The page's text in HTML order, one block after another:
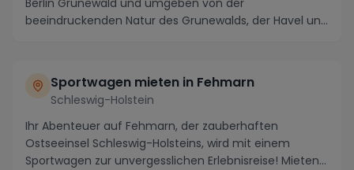
Berlin Grunewald und umgeben von der
beeindruckenden Natur des Grunewalds, der Havel und
Sportwagen mieten in Fehmarn
Schleswig-Holstein
Ihr Abenteuer auf Fehmarn, der zauberhaften
Ostseeinsel Schleswig-Holsteins, wird mit einem
Sportwagen zur unvergesslichen Erlebnisreise! Mieten